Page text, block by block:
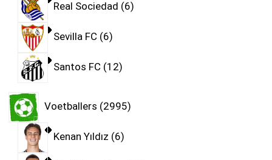
Real Sociedad 6
Sevilla FC 6
Santos FC 12
Voetballers 2995
Kenan Yıldız 6